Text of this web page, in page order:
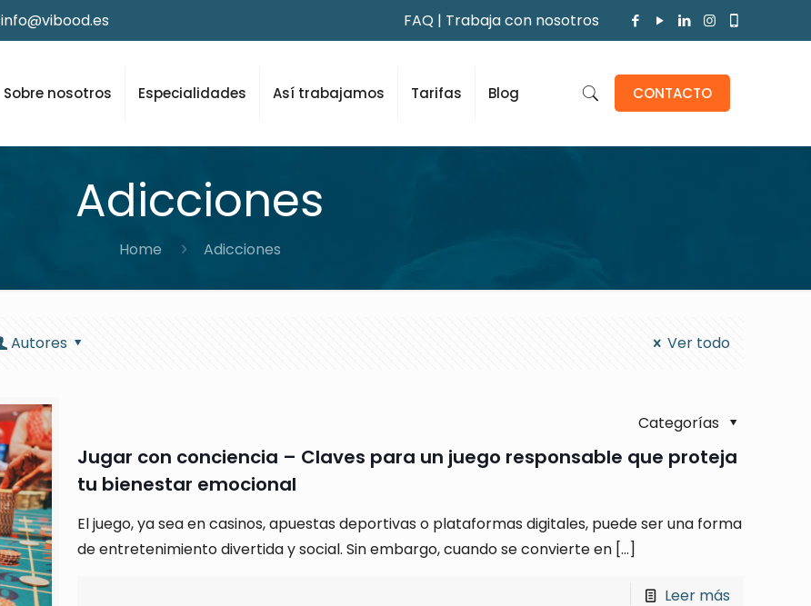
info@vibood.es FAQ | Trabaja con nosotros
Sobre nosotros Especialidades Así trabajamos Tarifas Blog CONTACTO
Adicciones
Home Adicciones
Autores Ver todo
Categorías
Jugar con conciencia – Claves para un juego responsable que proteja
tu bienestar emocional
El juego, ya sea en casinos, apuestas deportivas o plataformas digitales, puede ser una forma
de entretenimiento divertida y social. Sin embargo, cuando se convierte en[…]
Leer más